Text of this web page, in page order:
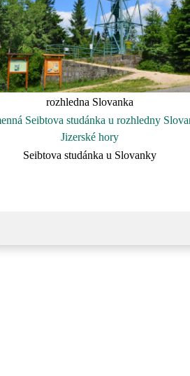
rozhledna Slovanka
Seibtova studánka u Slovanky